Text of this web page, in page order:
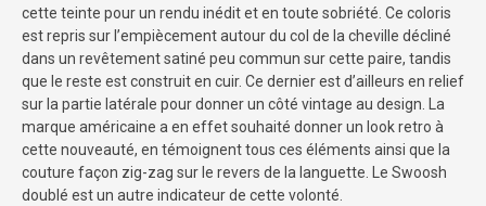
cette teinte pour un rendu inédit et en toute sobriété. Ce coloris
est repris sur l’empiècement autour du col de la cheville décliné
dans un revêtement satiné peu commun sur cette paire, tandis
que le reste est construit en cuir. Ce dernier est d’ailleurs en relief
sur la partie latérale pour donner un côté vintage au design. La
marque américaine a en effet souhaité donner un look retro à
cette nouveauté, en témoignent tous ces éléments ainsi que la
couture façon zig-zag sur le revers de la languette. Le Swoosh
doublé est un autre indicateur de cette volonté.